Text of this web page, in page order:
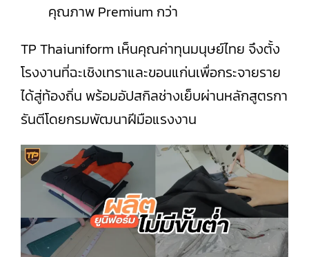
คุณภาพ Premium กว่า
TP Thaiuniform เห็นคุณค่าทุนมนุษย์ไทย จึงตั้ง
โรงงานที่ฉะเชิงเทราและขอนแก่นเพื่อกระจายราย
ได้สู่ท้องถิ่น พร้อมอัปสกิลช่างเย็บผ่านหลักสูตรกา
รันตีโดยกรมพัฒนาฝีมือแรงงาน